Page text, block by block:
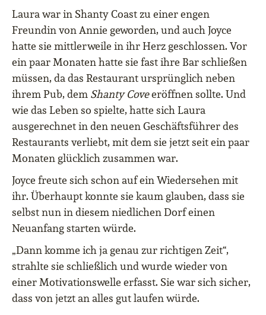
Laura war in Shanty Coast zu einer engen
Freundin von Annie geworden, und auch Joyce
hatte sie mittlerweile in ihr Herz geschlossen. Vor
ein paar Monaten hatte sie fast ihre Bar schließen
müssen, da das Restaurant ursprünglich neben
ihrem Pub, dem Shanty Coveeröffnen sollte. Und
wie das Leben so spielte, hatte sich Laura
ausgerechnet in den neuen Geschäftsführer des
Restaurants verliebt, mit dem sie jetzt seit ein paar
Monaten glücklich zusammen war.
Joyce freute sich schon auf ein Wiedersehen mit
ihr. Überhaupt konnte sie kaum glauben, dass sie
selbst nun in diesem niedlichen Dorf einen
Neuanfang starten würde.
„Dann komme ich ja genau zur richtigen Zeit“,
strahlte sie schließlich und wurde wieder von
einer Motivationswelle erfasst. Sie war sich sicher,
dass von jetzt an alles gut laufen würde.